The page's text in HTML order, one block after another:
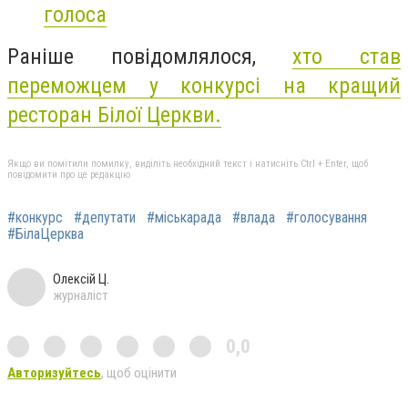
голоса
Раніше повідомлялося,хто став
переможцем у конкурсі на кращий
ресторан Білої Церкви.
Якщо ви помітили помилку, виділіть необхідний текст і натисніть Ctrl + Enter, щоб
повідомити про це редакцію
#конкурс #депутати #міськарада #влада
#голосування
#БілаЦерква
Олексій Ц.
журналіст
0,0
Авторизуйтесь, щоб оцінити